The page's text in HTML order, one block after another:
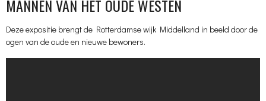
MANNEN VAN HET OUDE WESTEN
Deze expositie brengt de Rotterdamse wijk Middelland in beeld door de
ogen van de oude en nieuwe bewoners.